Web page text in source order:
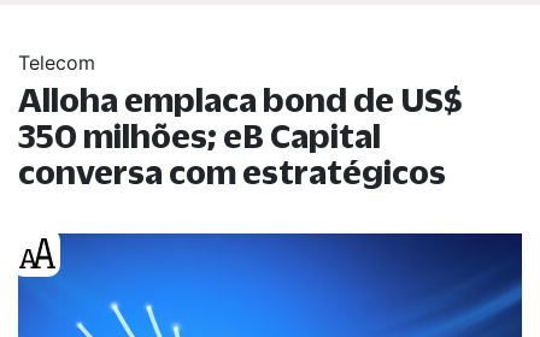
Telecom
Alloha emplaca bond de US$
350 milhões; eB Capital
conversa com estratégicos